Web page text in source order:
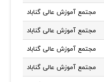
مجتمع آموزش عالی گناباد
مجتمع آموزش عالی گناباد
مجتمع آموزش عالی گناباد
مجتمع آموزش عالی گناباد